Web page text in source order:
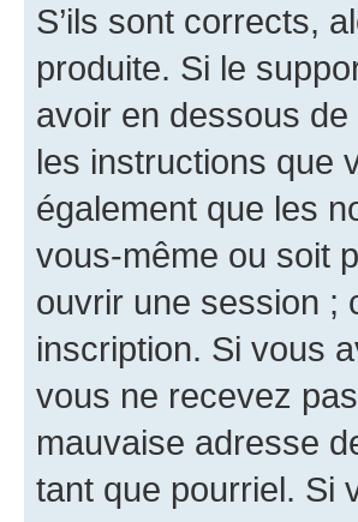
S’ils sont corrects,
produite. Si le
avoir en dessous
les instructions que
également que les
vous-même ou soit
ouvrir une session ;
inscription. Si vous
vous ne recevez
mauvaise adresse
tant que pourriel. Si